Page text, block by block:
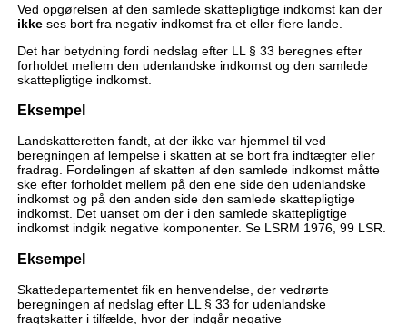
Ved opgørelsen af den samlede skattepligtige indkomst kan der
ikkeses bort fra negativ indkomst fra et eller flere lande.
Det har betydning fordi nedslag efter LL § 33 beregnes efter
forholdet mellem den udenlandske indkomst og den samlede
skattepligtige indkomst.
Eksempel
Landskatteretten fandt, at der ikke var hjemmel til ved
beregningen af lempelse i skatten at se bort fra indtægter eller
fradrag. Fordelingen af skatten af den samlede indkomst måtte
ske efter forholdet mellem på den ene side den udenlandske
indkomst og på den anden side den samlede skattepligtige
indkomst. Det uanset om der i den samlede skattepligtige
indkomst indgik negative komponenter. Se LSRM 1976, 99 LSR.
Eksempel
Skattedepartementet fik en henvendelse, der vedrørte
beregningen af nedslag efter LL § 33 for udenlandske
fragtskatter i tilfælde, hvor der indgår negative